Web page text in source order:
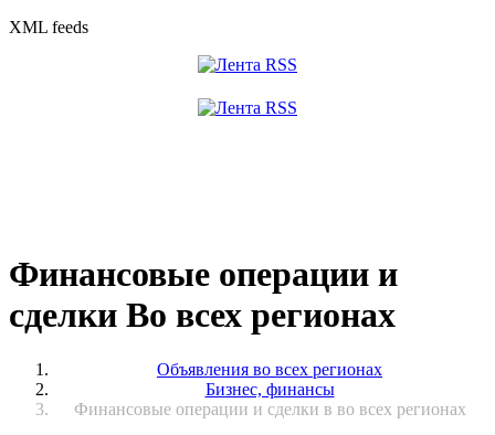
XML feeds
Финансовые операции и
сделки Во всех регионах
Объявления во всех регионах
Бизнес, финансы
Финансовые операции и сделки в во всех регионах